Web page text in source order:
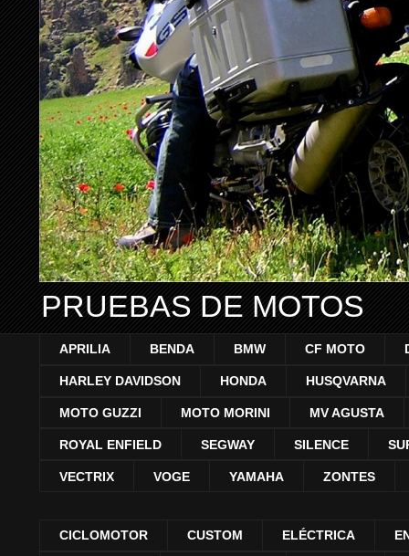
PRUEBAS DE MOTOS
APRILIA BENDA BMW CF MOTO
HARLEY DAVIDSON HONDA HUSQVARNA
MOTO GUZZI MOTO MORINI MV AGUSTA
ROYAL ENFIELD SEGWAY SILENCE
VECTRIX VOGE YAMAHA ZONTES
CICLOMOTOR CUSTOM ELÉCTRICA